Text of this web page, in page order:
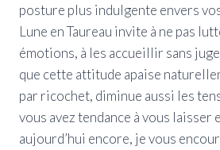
posture plus indulgente envers
Lune en Taureau invite à ne pas
émotions, à les accueillir sans
que cette attitude apaise
par ricochet, diminue aussi les
vous avez tendance à vous laisser
aujourd’hui encore, je vous